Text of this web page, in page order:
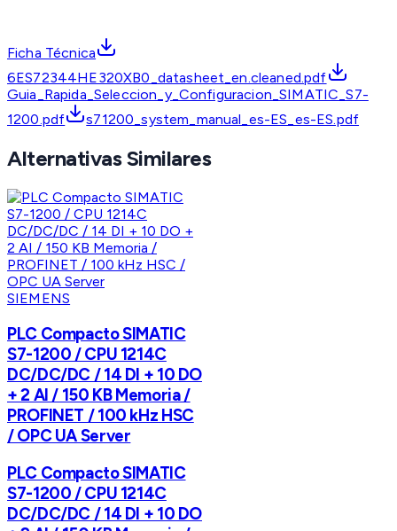
Ficha Técnica
6ES72344HE320XB0_datasheet_en.cleaned.pdf
Guia_Rapida_Seleccion_y_Configuracion_SIMATIC_S7-
1200.pdf
s71200_system_manual_es-ES_es-ES.pdf
Alternativas Similares
SIEMENS
PLC Compacto SIMATIC
S7-1200 / CPU 1214C
DC/DC/DC / 14 DI + 10 DO
+ 2 AI / 150 KB Memoria /
PROFINET / 100 kHz HSC
/ OPC UA Server
PLC Compacto SIMATIC
S7-1200 / CPU 1214C
DC/DC/DC / 14 DI + 10 DO